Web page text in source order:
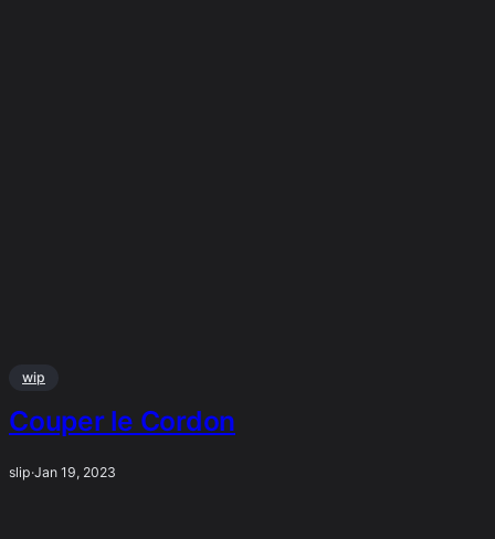
wip
Couper le Cordon
slip·Jan 19, 2023